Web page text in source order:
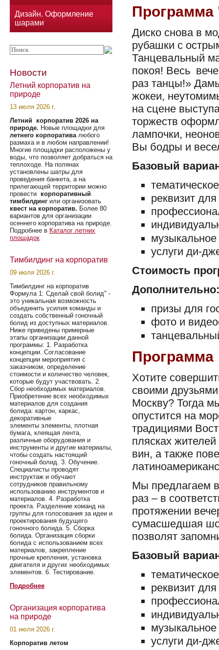
Программа
Диско снова в
рубашки с
Танцевальный
покоя! Весь
раз танцы!»
жокеи,
на сцене
торжеств
лампочки,
Вы бодры и
Базовый
реквизит для
услуги ди-
Стоимость
Дополнительно:
призы для
фото и
Программа
Хотите
своими
Москву? Тогда
опустится на
традициями
плясках
вин, а также
Мы предлагаем
раз – в
протяжении
сумасшедшая
позволят
Базовый
реквизит для
услуги ди-
Дизайн. Оформление
шарами
Новости
Летний корпоратив на
природе
13 июля 2026 г.
Летний корпоратив 2026 на
природе. Новые площадки для
летнего корпоративалюбого
размаха и в любом направлении!
Многие площадки расположены у
воды, что позволяет добраться на
теплоходе. На полянах
установлены шатры для
проведения банкета, а на
прилегающей территории можно
провести корпоративный
тимбилдинг или организовать
квест на корпоратив. Более 80
вариантов для организации
осеннего корпоратива на природе.
Подробнее в Каталог летних
площадок
Тимбилдинг на корпоратив
09 июля 2026 г.
Тимбилдинг на корпоратив
Формула 1: Сделай свой болид" -
это уникальная возможность
объединить усилия команды и
создать собственный гоночный
болид из доступных материалов.
Ниже приведены примерные
этапы организации данной
программы: 1. Разработка
концепции. Согласование
концепции мероприятия с
заказчиком, определение
стоимости и количество человек,
которые будут участвовать. 2.
Сбор необходимых материалов.
Приобретение всех необходимых
материалов для создания
болида: картон, каркас,
декоративные
элементы элементы, плотная
бумага, клеящая лента,
различные оборудования и
инструменты и другие материалы,
чтобы создать настоящий
гоночный болид. 3. Обучение.
Специалисты проводят
инструктаж и обучают
сотрудников правильному
использованию инструментов и
материалов. 4. Разработка
проекта. Разделение команд на
группы для голосования за идеи и
проектирования будущего
гоночного болида. 5. Сборка
болида. Организация сборки
болида с использованием всех
материалов, закрепление
прочные крепления, установка
двигателя и других необходимых
элементов. 6. Тестирование.
Подробнее
Организация корпоратива
на природе
01 июля 2026 г.
Корпоратив летом